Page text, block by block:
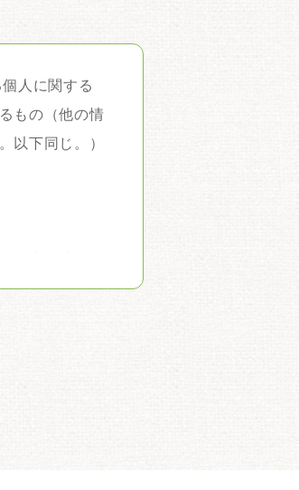
人に関する
もの（他の情
以下同じ。）
要な措置を講